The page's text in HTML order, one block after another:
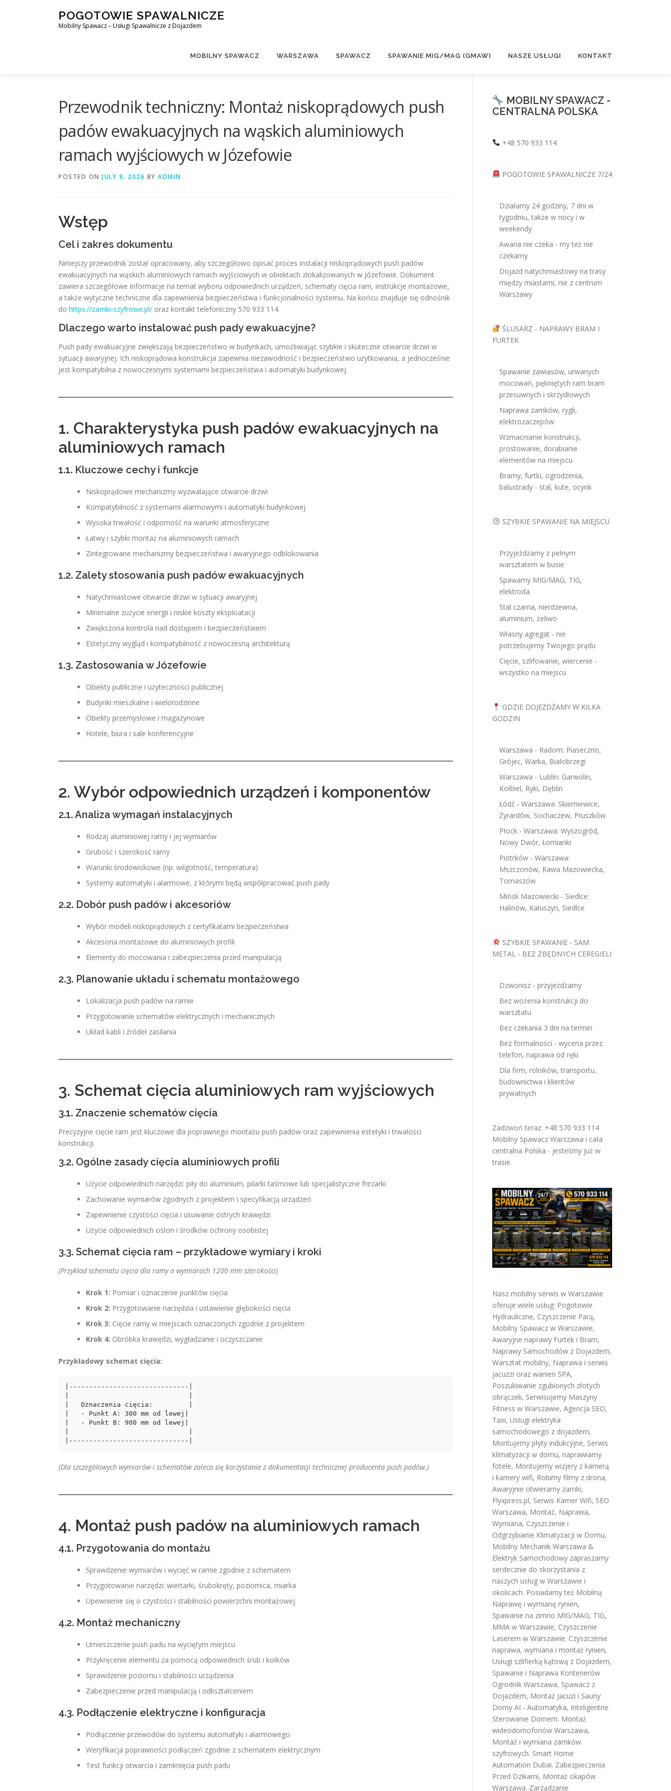
POGOTOWIE SPAWALNICZE
Mobilny Spawacz – Usługi Spawalnicze z Dojazdem
MOBILNY SPAWACZ WARSZAWA SPAWACZ SPAWANIE MIG/MAG (GMAW) NASZE USŁUGI KONTAKT
Przewodnik techniczny: Montaż niskoprądowych push
padów ewakuacyjnych na wąskich aluminiowych
ramach wyjściowych w Józefowie
POSTED ON JULY 8, 2026 BY ADMIN
Wstęp
Cel i zakres dokumentu
Niniejszy przewodnik został opracowany, aby szczegółowo opisać proces instalacji niskoprądowych push padów
ewakuacyjnych na wąskich aluminiowych ramach wyjściowych w obiektach zlokalizowanych w Józefowie. Dokument
zawiera szczegółowe informacje na temat wyboru odpowiednich urządzeń, schematy cięcia ram, instrukcje montażowe,
a także wytyczne techniczne dla zapewnienia bezpieczeństwa i funkcjonalności systemu. Na końcu znajduje się odnośnik
do https://zamki-szyfrowe.pl/ oraz kontakt telefoniczny 570 933 114.
Dlaczego warto instalować push pady ewakuacyjne?
Push pady ewakuacyjne zwiększają bezpieczeństwo w budynkach, umożliwiając szybkie i skuteczne otwarcie drzwi w
sytuacji awaryjnej. Ich niskoprądowa konstrukcja zapewnia niezawodność i bezpieczeństwo użytkowania, a jednocześnie
jest kompatybilna z nowoczesnymi systemami bezpieczeństwa i automatyki budynkowej.
1. Charakterystyka push padów ewakuacyjnych na
aluminiowych ramach
1.1. Kluczowe cechy i funkcje
Niskoprądowe mechanizmy wyzwalające otwarcie drzwi
Kompatybilność z systemami alarmowymi i automatyki budynkowej
Wysoka trwałość i odporność na warunki atmosferyczne
Łatwy i szybki montaż na aluminiowych ramach
Zintegrowane mechanizmy bezpieczeństwa i awaryjnego odblokowania
1.2. Zalety stosowania push padów ewakuacyjnych
Natychmiastowe otwarcie drzwi w sytuacji awaryjnej
Minimalne zużycie energii i niskie koszty eksploatacji
Zwiększona kontrola nad dostępem i bezpieczeństwem
Estetyczny wygląd i kompatybilność z nowoczesną architekturą
1.3. Zastosowania w Józefowie
Obiekty publiczne i użyteczności publicznej
Budynki mieszkalne i wielorodzinne
Obiekty przemysłowe i magazynowe
Hotele, biura i sale konferencyjne
2. Wybór odpowiednich urządzeń i komponentów
2.1. Analiza wymagań instalacyjnych
Rodzaj aluminiowej ramy i jej wymiarów
Grubość i szerokość ramy
Warunki środowiskowe (np. wilgotność, temperatura)
Systemy automatyki i alarmowe, z którymi będą współpracować push pady
2.2. Dobór push padów i akcesoriów
Wybór modeli niskoprądowych z certyfikatami bezpieczeństwa
Akcesoria montażowe do aluminiowych profili
Elementy do mocowania i zabezpieczenia przed manipulacją
2.3. Planowanie układu i schematu montażowego
Lokalizacja push padów na ramie
Przygotowanie schematów elektrycznych i mechanicznych
Układ kabli i źródeł zasilania
3. Schemat cięcia aluminiowych ram wyjściowych
3.1. Znaczenie schematów cięcia
Precyzyjne cięcie ram jest kluczowe dla poprawnego montażu push padów oraz zapewnienia estetyki i trwałości
konstrukcji.
3.2. Ogólne zasady cięcia aluminiowych profili
Użycie odpowiednich narzędzi: piły do aluminium, pilarki taśmowe lub specjalistyczne frezarki
Zachowanie wymiarów zgodnych z projektem i specyfikacją urządzeń
Zapewnienie czystości cięcia i usuwanie ostrych krawędzi
Użycie odpowiednich osłon i środków ochrony osobistej
3.3. Schemat cięcia ram – przykładowe wymiary i kroki
(Przykład schematu cięcia dla ramy o wymiarach 1200 mm szerokości)
Krok 1: Pomiar i oznaczenie punktów cięcia
Krok 2: Przygotowanie narzędzia i ustawienie głębokości cięcia
Krok 3: Cięcie ramy w miejscach oznaczonych zgodnie z projektem
Krok 4: Obróbka krawędzi, wygładzanie i oczyszczanie
Przykładowy schemat cięcia:
|------------------------------|
|   Oznaczenia cięcia:         |
|   - Punkt A: 300 mm od lewej|
|   - Punkt B: 900 mm od lewej|
|------------------------------|
(Dla szczegółowych wymiarów i schematów zaleca się korzystanie z dokumentacji technicznej producenta push padów.)
4. Montaż push padów na aluminiowych ramach
4.1. Przygotowania do montażu
Sprawdzenie wymiarów i wycięć w ramie zgodnie z schematem
Przygotowanie narzędzi: wiertarki, śrubokręty, poziomica, miarka
Upewnienie się o czystości i stabilności powierzchni montażowej
4.2. Montaż mechaniczny
Umieszczenie push padu na wyciętym miejscu
Przykręcenie elementu za pomocą odpowiednich śrub i kołków
Sprawdzenie poziomu i stabilności urządzenia
Zabezpieczenie przed manipulacją i odkształceniem
4.3. Podłączenie elektryczne i konfiguracja
Podłączenie przewodów do systemu automatyki i alarmowego
Weryfikacja poprawności podłączeń zgodnie z schematem elektrycznym
Test funkcji otwarcia i zamknięcia push padu
MOBILNY SPAWACZ -
CENTRALNA POLSKA
+48 570 933 114
POGOTOWIE SPAWALNICZE 7/24
Działamy 24 godziny, 7 dni w
tygodniu, także w nocy i w
weekendy
Awaria nie czeka - my też nie
czekamy
Dojazd natychmiastowy na trasy
między miastami, nie z centrum
Warszawy
ŚLUSARZ - NAPRAWY BRAM I
FURTEK
Spawanie zawiasów, urwanych
mocowań, pękniętych ram bram
przesuwnych i skrzydłowych
Naprawa zamków, rygli,
elektrozaczepów
Wzmacnianie konstrukcji,
prostowanie, dorabianie
elementów na miejscu
Bramy, furtki, ogrodzenia,
balustrady - stal, kute, ocynk
SZYBKIE SPAWANIE NA MIEJSCU
Przyjeżdżamy z pełnym
warsztatem w busie
Spawamy MIG/MAG, TIG,
elektroda
Stal czarna, nierdzewna,
aluminium, żeliwo
Własny agregat - nie
potrzebujemy Twojego prądu
Cięcie, szlifowanie, wiercenie -
wszystko na miejscu
GDZIE DOJEŻDŻAMY W KILKA
GODZIN
Warszawa - Radom: Piaseczno,
Grójec, Warka, Białobrzegi
Warszawa - Lublin: Garwolin,
Kołbiel, Ryki, Dęblin
Łódź - Warszawa: Skierniewice,
Żyrardów, Sochaczew, Pruszków
Płock - Warszawa: Wyszogród,
Nowy Dwór, Łomianki
Piotrków - Warszawa:
Mszczonów, Rawa Mazowiecka,
Tomaszów
Mińsk Mazowiecki - Siedlce:
Halinów, Kałuszyn, Siedlce
SZYBKIE SPAWANIE - SAM
METAL - BEZ ZBĘDNYCH CEREGIELI
Dzwonisz - przyjeżdżamy
Bez wożenia konstrukcji do
warsztatu
Bez czekania 3 dni na termin
Bez formalności - wycena przez
telefon, naprawa od ręki
Dla firm, rolników, transportu,
budownictwa i klientów
prywatnych
Zadzwoń teraz: +48 570 933 114
Mobilny Spawacz Warszawa i cała
centralna Polska - jesteśmy już w
trasie.
Nasz mobilny serwis w Warszawie
oferuje wiele usług: Pogotowie
Hydrauliczne, Czyszczenie Parą,
Mobilny Spawacz w Warszawie,
Awaryjne naprawy Furtek i Bram,
Naprawy Samochodów z Dojazdem,
Warsztat mobilny, Naprawa i serwis
jacuzzi oraz wanien SPA,
Poszukiwanie zgubionych złotych
obrączek, Serwisujemy Maszyny
Fitness w Warszawie, Agencja SEO,
Taxi, Usługi elektryka
samochodowego z dojazdem,
Montujemy płyty indukcyjne, Serwis
klimatyzacji w domu, naprawiamy
fotele, Montujemy wizjery z kamerą
i kamery wifi, Robimy filmy z drona,
Awaryjnie otwieramy zamki,
Flyxpress.pl, Serwis Kamer Wifi, SEO
Warszawa, Montaż, Naprawa,
Wymiana, Czyszczenie i
Odgrzybianie Klimatyzacji w Domu,
Mobilny Mechanik Warszawa &
Elektryk Samochodowy zapraszamy
serdecznie do skorzystania z
naszych usług w Warszawie i
okolicach. Posiadamy też Mobilną
Naprawę i wymianę rynien,
Spawanie na zimno MIG/MAG, TIG,
MMA w Warszawie, Czyszczenie
Laserem w Warszawie. Czyszczenie
naprawa, wymiana i montaż rynien,
Usługi szlifierką kątową z Dojazdem,
Spawanie i Naprawa Kontenerów
Ogrodnik Warszawa, Spawacz z
Dojazdem, Montaż Jacuzi i Sauny
Domy AI - Automatyka, Inteligentne
Sterowanie Domem. Montaż
wideodomofonów Warszawa,
Montaż i wymiana zamków
szyfrowych. Smart Home
Automation Dubai. Zabezpieczenia
Przed Dzikami, Montaż okapów
Warszawa. Zarządzanie